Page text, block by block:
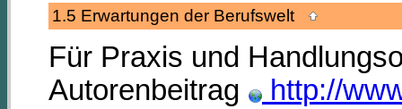
1.5 Erwartungen der Berufswelt
Für Praxis und
Autorenbeitrag
http://